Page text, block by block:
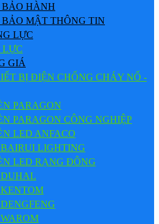
HÀNH
MẬT THÔNG TIN
LỰC
LỰC
GIÁ
BỊ ĐIỆN CHỐNG CHÁY NỔ -
PARAGON
PARAGON CÔNG NGHIỆP
LED ANFACO
LIGHTING
LED RẠNG ĐÔNG